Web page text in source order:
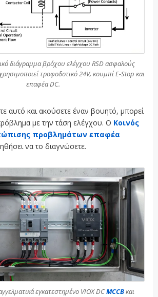
διάγραμμα βρόχου ελέγχου RSD ασφαλούς
τροφοδοτικό 24V, κουμπί E-Stop και
επαφέα DC.
αυτό και ακούσετε έναν βουητό, μπορεί
με την τάση ελέγχου. Ο Κοινός
προβλημάτων επαφέα
να το διαγνώσετε.
εγκατεστημένο VIOX DCMCCBκαι